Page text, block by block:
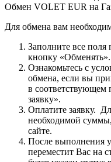
Обмен VOLET EUR на
Для обмена вам
Заполните все
кнопку «Обменять».
Ознакомьтесь с
обмена, если вы
в соответствующем
заявку».
Оплатите заявку.
необходимой
сайте.
После выполнения
переместит Вас на